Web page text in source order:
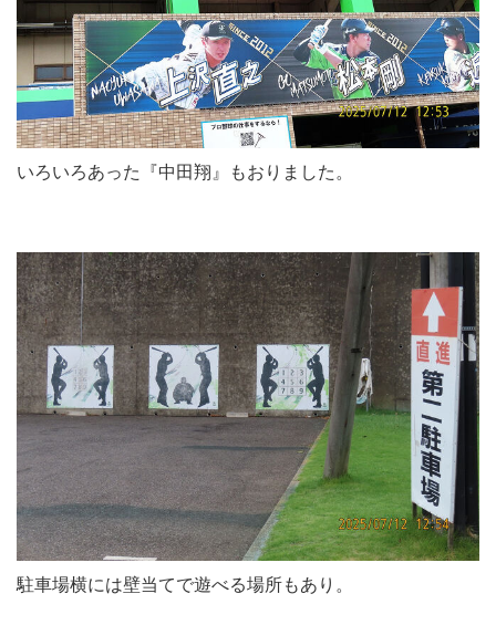
いろいろあった『中田翔』もおりました。
駐車場横には壁当てで遊べる場所もあり。